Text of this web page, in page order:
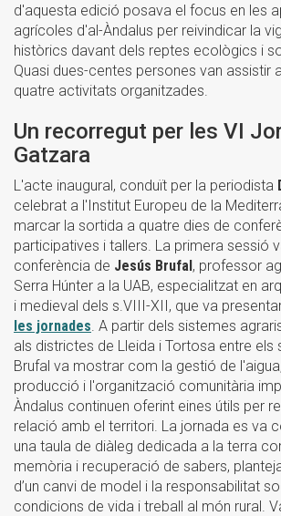
d'aquesta edició posava el focus en les
agrícoles d'al-Àndalus per reivindicar la
històrics davant dels reptes ecològics i
Quasi dues-centes persones van assistir
quatre activitats organitzades.
Un recorregut per les VI
Gatzara
L'acte inaugural, conduït per la periodista
celebrat a l'Institut Europeu de la
marcar la sortida a quatre dies de
participatives i tallers. La primera sessió
conferència de Jesús Brufal, professor
Serra Húnter a la UAB, especialitzat en
i medieval dels s.VIII-XII, que va
les jornades . A partir dels sistemes
als districtes de Lleida i Tortosa entre els
Brufal va mostrar com la gestió de
producció i l'organització comunitària
Àndalus continuen oferint eines útils per
relació amb el territori. La jornada es va
una taula de diàleg dedicada a la terra
memòria i recuperació de sabers,
d’un canvi de model i la responsabilitat
condicions de vida i treball al món rural.